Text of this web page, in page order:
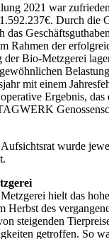
2021 war
Durch die
das
Rahmen der
der Bio-Metzgerei
mit einem
Ergebnis,
wurde
hielt das
des
steigenden
getroffen. So